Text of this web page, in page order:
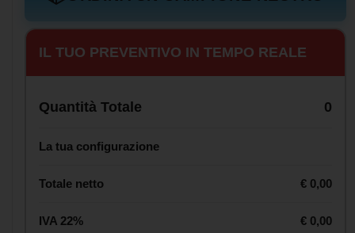
IL TUO PREVENTIVO IN TEMPO REALE
Quantità Totale 0
La tua configurazione
Totale netto € 0,00
IVA 22% € 0,00